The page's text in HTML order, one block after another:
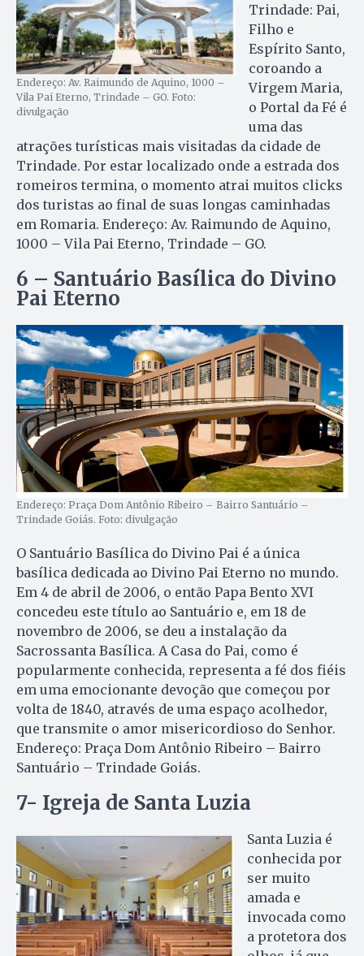
Endereço: Av. Raimundo de Aquino, 1000 –
Vila Pai Eterno, Trindade – GO. Foto:
divulgação
Trindade: Pai,
Filho e
Espírito Santo,
coroando a
Virgem Maria,
o Portal da Fé é
uma das
atrações turísticas mais visitadas da cidade de
Trindade. Por estar localizado onde a estrada dos
romeiros termina, o momento atrai muitos clicks
dos turistas ao final de suas longas caminhadas
em Romaria. Endereço: Av. Raimundo de Aquino,
1000 – Vila Pai Eterno, Trindade – GO.
6 – Santuário Basílica do Divino
Pai Eterno
Endereço: Praça Dom Antônio Ribeiro – Bairro Santuário –
Trindade Goiás. Foto: divulgação
O Santuário Basílica do Divino Pai é a única
basílica dedicada ao Divino Pai Eterno no mundo.
Em 4 de abril de 2006, o então Papa Bento XVI
concedeu este título ao Santuário e, em 18 de
novembro de 2006, se deu a instalação da
Sacrossanta Basílica. A Casa do Pai, como é
popularmente conhecida, representa a fé dos fiéis
em uma emocionante devoção que começou por
volta de 1840, através de uma espaço acolhedor,
que transmite o amor misericordioso do Senhor.
Endereço: Praça Dom Antônio Ribeiro – Bairro
Santuário – Trindade Goiás.
7- Igreja de Santa Luzia
Santa Luzia é
conhecida por
ser muito
amada e
invocada como
a protetora dos